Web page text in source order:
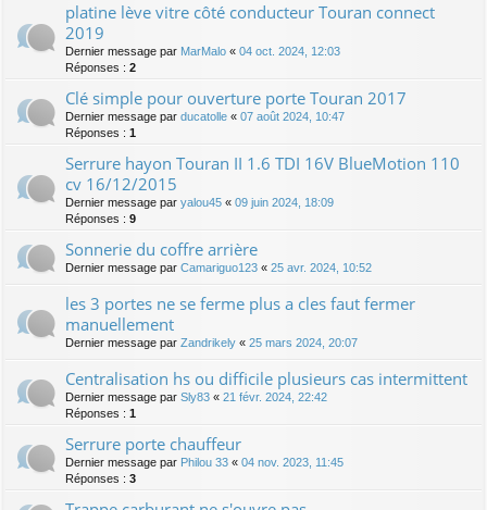
platine lève vitre côté conducteur Touran connect
2019
Dernier message par MarMalo « 04 oct. 2024, 12:03
Réponses : 2
Clé simple pour ouverture porte Touran 2017
Dernier message par ducatolle « 07 août 2024, 10:47
Réponses : 1
Serrure hayon Touran II 1.6 TDI 16V BlueMotion 110
cv 16/12/2015
Dernier message par yalou45 « 09 juin 2024, 18:09
Réponses : 9
Sonnerie du coffre arrière
Dernier message par Camariguo123 « 25 avr. 2024, 10:52
les 3 portes ne se ferme plus a cles faut fermer
manuellement
Dernier message par Zandrikely « 25 mars 2024, 20:07
Centralisation hs ou difficile plusieurs cas intermittent
Dernier message par Sly83 « 21 févr. 2024, 22:42
Réponses : 1
Serrure porte chauffeur
Dernier message par Philou 33 « 04 nov. 2023, 11:45
Réponses : 3